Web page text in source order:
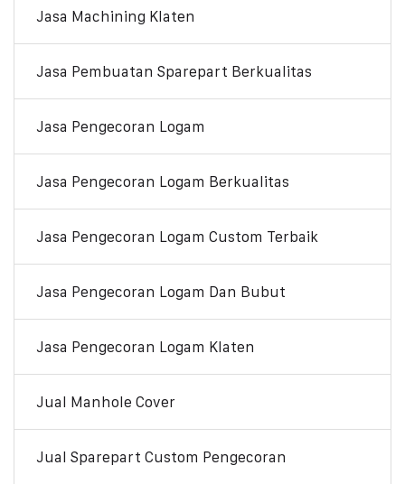
Jasa Machining Klaten
Jasa Pembuatan Sparepart Berkualitas
Jasa Pengecoran Logam
Jasa Pengecoran Logam Berkualitas
Jasa Pengecoran Logam Custom Terbaik
Jasa Pengecoran Logam Dan Bubut
Jasa Pengecoran Logam Klaten
Jual Manhole Cover
Jual Sparepart Custom Pengecoran